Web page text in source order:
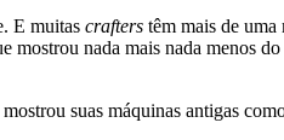
E muitas crafters têm mais de uma
mostrou nada mais nada menos
suas máquinas antigas